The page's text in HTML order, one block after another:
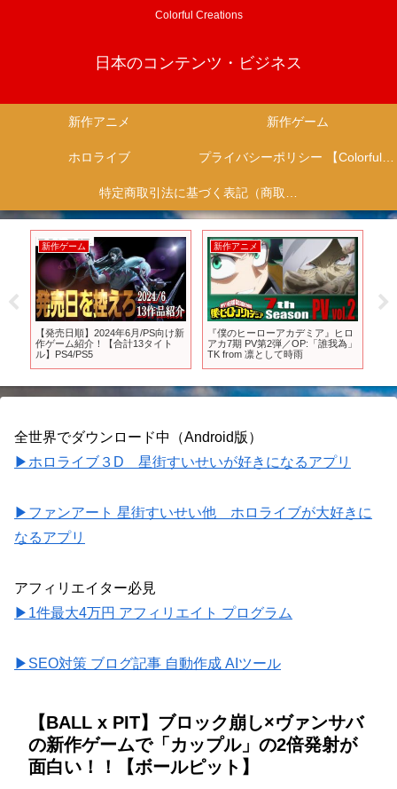
Colorful Creations
日本のコンテンツ・ビジネス
新作アニメ 新作ゲーム
ホロライブ プライバシーポリシー 【Colorful Creation】
特定商取引法に基づく表記（商取引に関する開示）
新作ゲーム
【発売日順】2024年6月/PS向け新
作ゲーム紹介！【合計13タイト
ル】PS4/PS5
新作アニメ
『僕のヒーローアカデミア』ヒロ
アカ7期 PV第2弾／OP:「誰我為」
TK from 凛として時雨
全世界でダウンロード中（Android版）
▶ホロライブ３D 星街すいせいが好きになるアプリ
▶ファンアート 星街すいせい他 ホロライブが大好きに
なるアプリ
アフィリエイター必見
▶1件最大4万円 アフィリエイト プログラム
▶SEO対策 ブログ記事 自動作成 AIツール
【BALL x PIT】ブロック崩し×ヴァンサバ
の新作ゲームで「カップル」の2倍発射が
面白い！！【ボールピット】